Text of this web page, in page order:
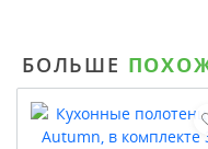
БОЛЬШЕ